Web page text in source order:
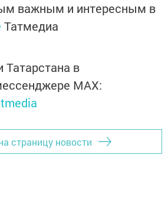
важным и интересным в
Татмедиа
Татарстана в
MАХ:
страницу новости